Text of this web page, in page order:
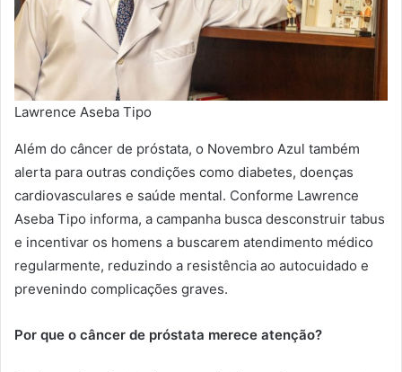
Lawrence Aseba Tipo
Além do câncer de próstata, o Novembro Azul também
alerta para outras condições como diabetes, doenças
cardiovasculares e saúde mental. Conforme Lawrence
Aseba Tipo informa, a campanha busca desconstruir tabus
e incentivar os homens a buscarem atendimento médico
regularmente, reduzindo a resistência ao autocuidado e
prevenindo complicações graves.
Por que o câncer de próstata merece atenção?